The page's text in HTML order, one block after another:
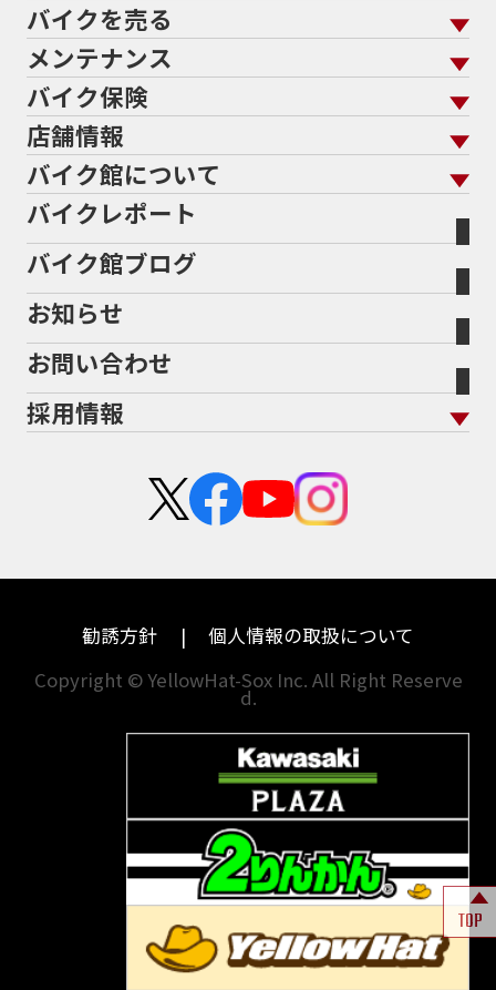
バイクを買う トップ
バイクを探す
メーカーから探す
色から探す
スタイルから探す
排気量から探す
地域から探す
走行距離から探す
中古車から探す
バイクを売る
バイクを売る トップ
バイク館買取の強み
バイクを高く売るコツ
バイク買取の流れ
全国展開の強み
よくあるご質問
バイク買取強化車両
オンライン査定フォーム
メーカー別買取相場・
ヤマハ
ホンダ
スズキ
ハーレーダビッドソン
ドゥカティ
トライアンフ
アプリリア
KTM
モトグッツイ
MVアグスタ
他海外ﾒｰｶｰ
メンテナンス
メンテナンス トップ
バイク点検
バイク車検
Bikeep
プロテクションフィルム
バイク保険
バイク保険 トップ
自賠責保険
任意保険
バイク保険無料見積り（現在未加入の方）
バイク保険無料見積り（他社でご加入の方）
盗難保険
店舗情報
店舗情報 トップ
北海道
宮城
福島
茨城
栃木
兵庫
福岡
長崎
熊本
バイク館について
バイク館について トップ
バイク館が選ばれる理由
会社概要
沿革
二輪公正取引協議会加盟店
バイクレポート
バイク館ブログ
お知らせ
お問い合わせ
採用情報
中途採用・アルバイト
TOP
勧誘方針
個人情報の取扱について
Copyright © YellowHat-Sox Inc. All Right Reserve
d.